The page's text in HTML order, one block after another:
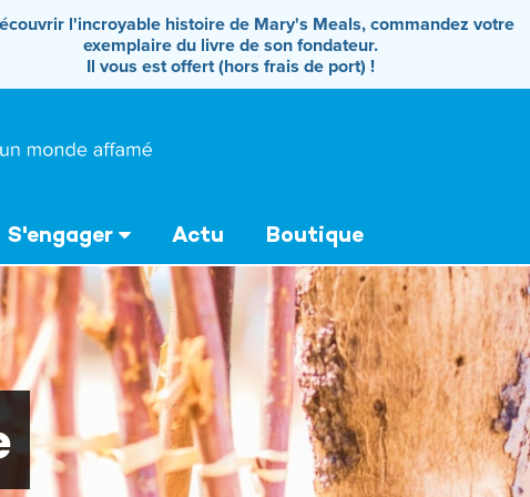
l'incroyable histoire de Mary's Meals, commandez votre
exemplaire du livre de son fondateur.
Il vous est offert (hors frais de port) !
S'engager Actu Boutique